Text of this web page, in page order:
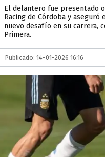
El delantero fue presentado
Racing de Córdoba y
nuevo desafío en su carrera,
Primera.
Publicado: 14-01-2026 16:16